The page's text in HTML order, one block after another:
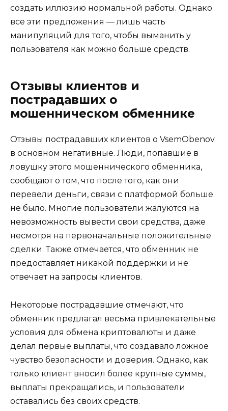
создать иллюзию нормальной работы. Однако
все эти предложения — лишь часть
манипуляций для того, чтобы выманить у
пользователя как можно больше средств.
Отзывы клиентов и
пострадавших о
мошенническом обменнике
Отзывы пострадавших клиентов о VsemObenov
в основном негативные. Люди, попавшие в
ловушку этого мошеннического обменника,
сообщают о том, что после того, как они
перевели деньги, связи с платформой больше
не было. Многие пользователи жалуются на
невозможность вывести свои средства, даже
несмотря на первоначальные положительные
сделки. Также отмечается, что обменник не
предоставляет никакой поддержки и не
отвечает на запросы клиентов.
Некоторые пострадавшие отмечают, что
обменник предлагал весьма привлекательные
условия для обмена криптовалюты и даже
делал первые выплаты, что создавало ложное
чувство безопасности и доверия. Однако, как
только клиент вносил более крупные суммы,
выплаты прекращались, и пользователи
оставались без своих средств.